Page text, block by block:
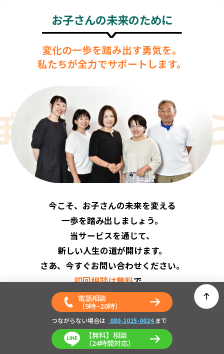
お子さんの未来のために
変化の一歩を踏み出す勇気を。
私たちが全力でサポートします。
今こそ、お子さんの未来を変える
一歩を踏み出しましょう。
当サービスを通じて、
新しい人生の道が開けます。
さあ、今すぐお問い合わせください。
初回相談は無料で、
専門スタッフが丁寧にご案内します。
この機会をお見逃しなく。
電話相談
（9時~20時）
つながらない場合は 080-1025-0024 まで
【無料】相談
（24時間対応）